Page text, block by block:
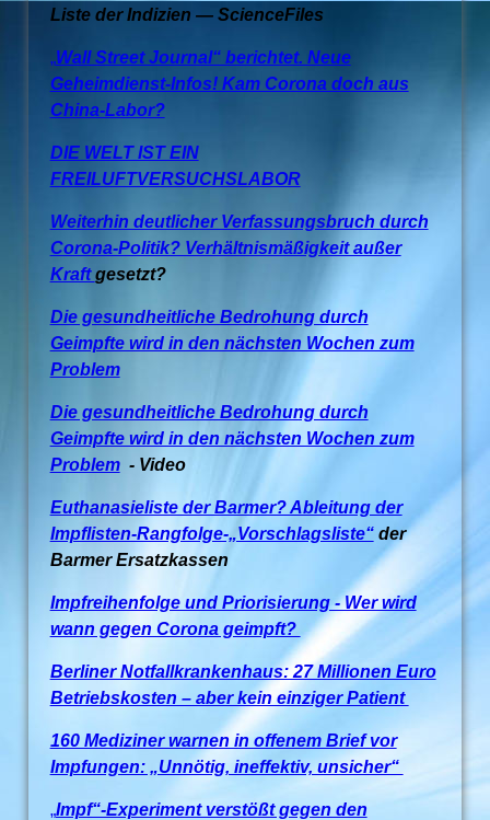
Liste der Indizien — ScienceFiles
„Wall Street Journal“ berichtet. Neue
Geheimdienst-Infos! Kam Corona doch aus
China-Labor?
DIE WELT IST EIN
FREILUFTVERSUCHSLABOR
Weiterhin deutlicher Verfassungsbruch durch
Corona-Politik? Verhältnismäßigkeit außer
Kraftgesetzt?
Die gesundheitliche Bedrohung durch
Geimpfte wird in den nächsten Wochen zum
Problem
Die gesundheitliche Bedrohung durch
Geimpfte wird in den nächsten Wochen zum
Problem- Video
Euthanasieliste der Barmer? Ableitung der
Impflisten-Rangfolge-„Vorschlagsliste“der
Barmer Ersatzkassen
Impfreihenfolge und Priorisierung - Wer wird
wann gegen Corona geimpft?
Berliner Notfallkrankenhaus: 27 Millionen Euro
Betriebskosten – aber kein einziger Patient
160 Mediziner warnen in offenem Brief vor
Impfungen: „Unnötig, ineffektiv, unsicher“
„Impf“-Experiment verstößt gegen den